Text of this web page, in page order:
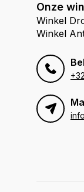
Onze
Winkel
Winkel